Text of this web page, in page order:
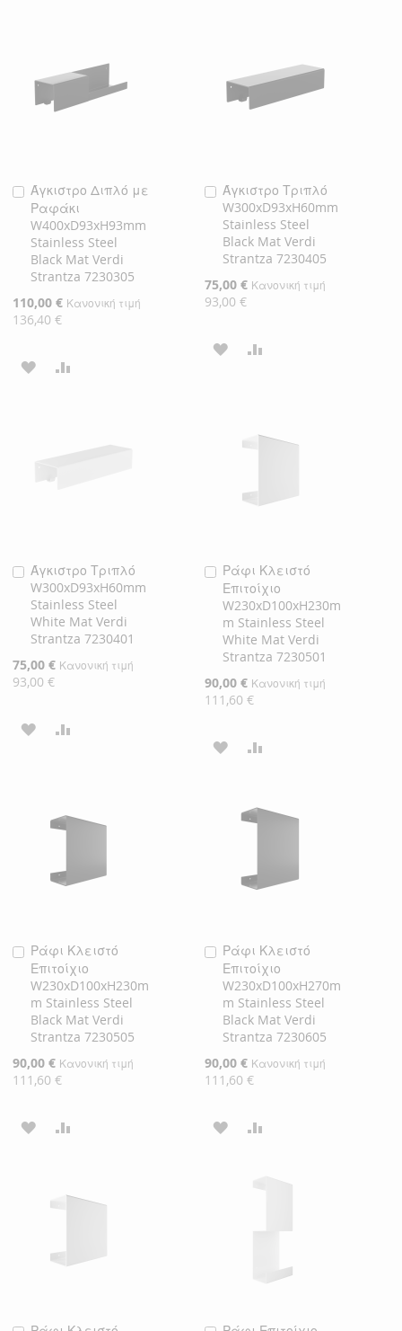
ΕΠΙΘΥΜΙΏΝ
ΕΠΙΘΥΜΙΏΝ
Άγκιστρο Διπλό με
Ραφάκι
W400xD93xH93mm
Stainless Steel
Black Mat Verdi
Strantza 7230305
Ειδική
Τιμή
110,00 € Κανονική τιμή
136,40 €
Προσθήκη
στο
Καλάθι
ΠΡΟΣΘΉΚΗ
Άγκιστρο Τριπλό
W300xD93xH60mm
Stainless Steel
Black Mat Verdi
Strantza 7230405
Ειδική
Τιμή
75,00 € Κανονική τιμή
93,00 €
Προσθήκη
στο
Καλάθι
ΠΡΟΣΘΉΚΗ
ΕΠΙΘΥΜΙΏΝ
Άγκιστρο Τριπλό
W300xD93xH60mm
Stainless Steel
White Mat Verdi
Strantza 7230401
Ειδική
Τιμή
75,00 € Κανονική τιμή
93,00 €
Προσθήκη
στο
Καλάθι
ΠΡΟΣΘΉΚΗ
ΕΠΙΘΥΜΙΏΝ
Ράφι Κλειστό
Επιτοίχιο
W230xD100xH230m
m Stainless Steel
White Mat Verdi
Strantza 7230501
Ειδική
Τιμή
90,00 € Κανονική τιμή
111,60 €
Προσθήκη
στο
Καλάθι
ΠΡΟΣΘΉΚΗ
ΛΊΣΤΑΣΎΓΚΡΙΣΗ
Ράφι Κλειστό
Επιτοίχιο
W230xD100xH230m
m Stainless Steel
Black Mat Verdi
Strantza 7230505
Ειδική
Τιμή
90,00 € Κανονική τιμή
111,60 €
Προσθήκη
στο
Καλάθι
ΠΡΟΣΘΉΚΗ
Ράφι Κλειστό
Επιτοίχιο
W230xD100xH270m
m Stainless Steel
Black Mat Verdi
Strantza 7230605
Ειδική
Τιμή
90,00 € Κανονική τιμή
111,60 €
Προσθήκη
στο
Καλάθι
ΠΡΟΣΘΉΚΗ
ΣΎΓΚΡΙΣΗ